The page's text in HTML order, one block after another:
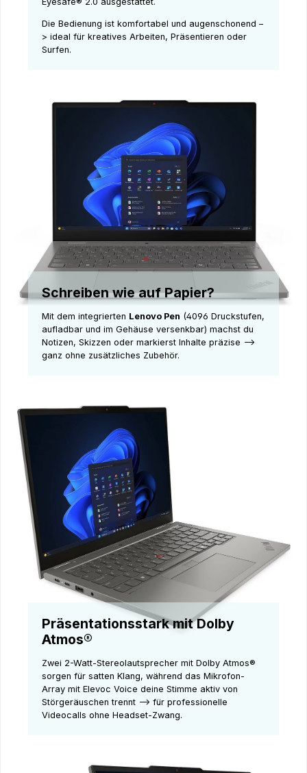
Die Bedienung ist komfortabel und augenschonend –
> ideal für kreatives Arbeiten, Präsentieren oder
Surfen.
Schreiben wie auf Papier?
Mit dem integrierten Lenovo Pen (4096 Druckstufen,
aufladbar und im Gehäuse versenkbar) machst du
Notizen, Skizzen oder markierst Inhalte präzise –>
ganz ohne zusätzliches Zubehör.
Präsentationsstark mit Dolby
Atmos®
Zwei 2-Watt-Stereolautsprecher mit Dolby Atmos®
sorgen für satten Klang, während das Mikrofon-
Array mit Elevoc Voice deine Stimme aktiv von
Störgeräuschen trennt –> für professionelle
Videocalls ohne Headset-Zwang.